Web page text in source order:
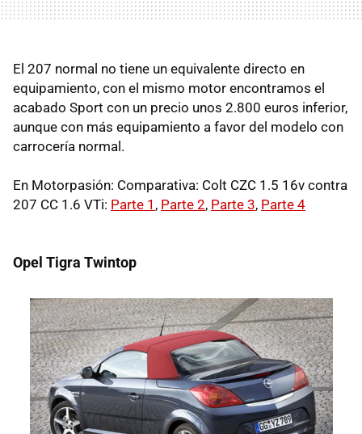
El 207 normal no tiene un equivalente directo en
equipamiento, con el mismo motor encontramos el
acabado Sport con un precio unos 2.800 euros inferior,
aunque con más equipamiento a favor del modelo con
carrocería normal.
En Motorpasión: Comparativa: Colt CZC 1.5 16v contra
207 CC 1.6 VTi: Parte 1 , Parte 2, Parte 3, Parte 4
Opel Tigra Twintop